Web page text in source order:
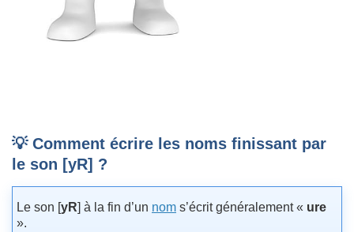
💡 Comment écrire les noms finissant par
le son [yR] ?
Le son [yR] à la fin d’un nom s’écrit généralement « ure
».